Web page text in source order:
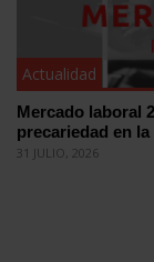
Actualidad
Mercado laboral
precariedad en
31 JULIO, 2026